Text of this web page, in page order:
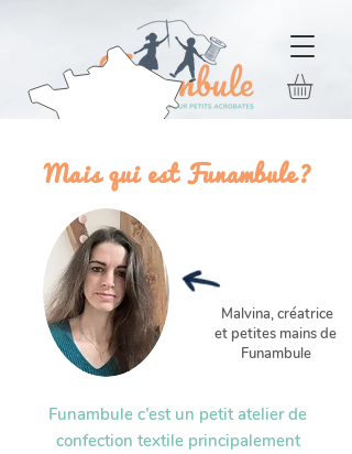
Mais qui est Funambule?
Malvina, créatrice
et petites mains de
Funambule
Funambule c’est un petit atelier de
confection textile principalement